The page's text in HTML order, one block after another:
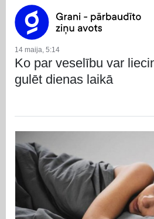
14 maija, 5:14
Ko par veselību var
gulēt dienas laikā